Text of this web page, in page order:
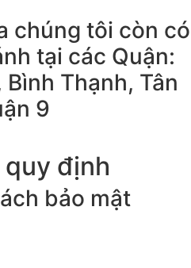
chúng tôi còn có
tại các Quận:
Bình Thạnh, Tân
9
định
bảo mật